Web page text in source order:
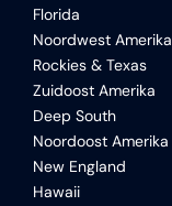
Florida
Noordwest Amerika
Rockies & Texas
Zuidoost Amerika
Deep South
Noordoost Amerika
New England
Hawaii